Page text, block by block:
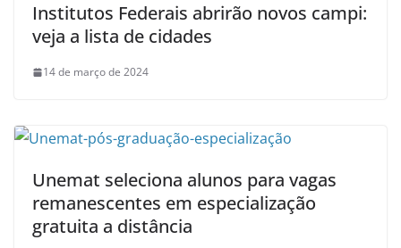
Institutos Federais abrirão novos campi:
veja a lista de cidades
14 de março de 2024
Unemat seleciona alunos para vagas
remanescentes em especialização
gratuita a distância